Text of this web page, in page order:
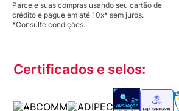
Parcele suas compras usando seu cartão de
crédito e pague em até 10x* sem juros.
*Consulte condições.
Certificados e selos: